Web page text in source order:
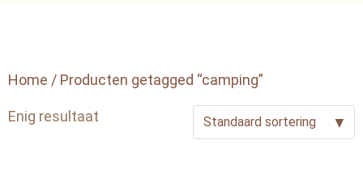
Home / Producten getagged “camping”
Enig resultaat